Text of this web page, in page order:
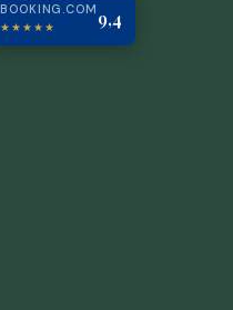
BOOKING.COM
★★★★★ 9,4